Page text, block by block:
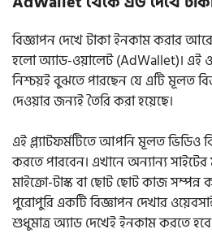
বিজ্ঞাপন দেখে টাকা ইনকাম করার
হলো অ্যাড-ওয়ালেট (AdWallet)। এই
নিশ্চয়ই বুঝতে পারছেন যে এটি মূলত
দেওয়ার জন্যই তৈরি করা হয়েছে।
এই প্ল্যাটফর্মটিতে আপনি মূলত ভিডিও
করতে পারবেন। এখানে অন্যান্য
মাইক্রো-টাস্ক বা ছোট ছোট কাজ সম্পন্ন
পুরোপুরি একটি বিজ্ঞাপন দেখার
শুধুমাত্র অ্যাড দেখেই ইনকাম করতে